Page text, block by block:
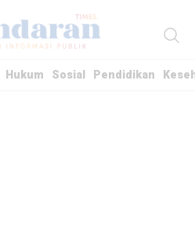
Hukum Sosial Pendidikan